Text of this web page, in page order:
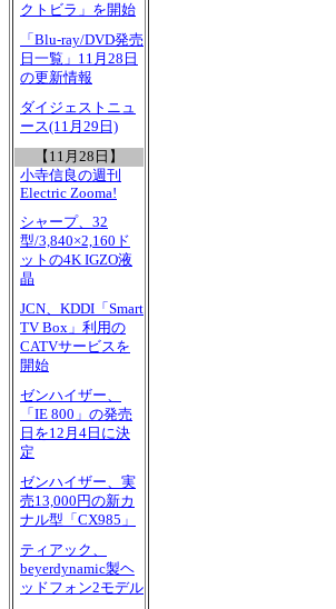
クトビラ」を開始
「Blu-ray/DVD発売
日一覧」11月28日
の更新情報
ダイジェストニュ
ース(11月29日)
【11月28日】
小寺信良の週刊
Electric Zooma!
シャープ、32
型/3,840×2,160ド
ットの4K IGZO液
晶
JCN、KDDI「Smart
TV Box」利用の
CATVサービスを
開始
ゼンハイザー、
「IE 800」の発売
日を12月4日に決
定
ゼンハイザー、実
売13,000円の新カ
ナル型「CX985」
ティアック、
beyerdynamic製ヘ
ッドフォン2モデル